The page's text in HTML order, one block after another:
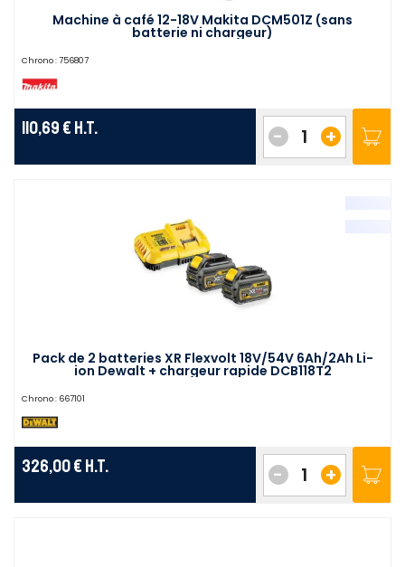
Machine à café 12-18V Makita DCM501Z (sans
batterie ni chargeur)
Chrono : 756807
110,69 € H.T. +
-
Pack de 2 batteries XR Flexvolt 18V/54V 6Ah/2Ah Li-
ion Dewalt + chargeur rapide DCB118T2
Chrono : 667101
326,00 € H.T. +
-